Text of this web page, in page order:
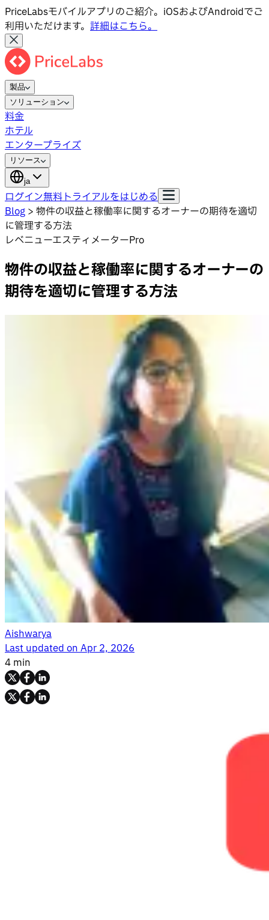
PriceLabsモバイルアプリのご紹介。iOSおよびAndroidでご
利用いただけます。 詳細はこちら。
製品
ソリューション
料金
ホテル
エンタープライズ
リソース
ja
ログイン無料トライアルをはじめる
Blog > 物件の収益と稼働率に関するオーナーの期待を適切
に管理する方法
レベニューエスティメーターPro
物件の収益と稼働率に関するオーナーの
期待を適切に管理する方法
Aishwarya
Last updated onApr 2, 2026
4 min